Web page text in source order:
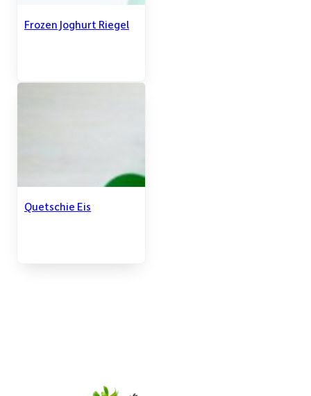
Frozen Joghurt Riegel
Quetschie Eis